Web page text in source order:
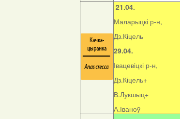
21.04.
Маларыцкі р-н,
Дз.Кіцель
29.04.
Івацевіцкі р-н,
Дз.Кіцель+
В.Лукшыц+
А.Іваноў